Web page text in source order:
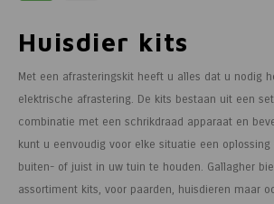
Huisdier kits
Met een afrasteringskit heeft u alles dat u nodig
elektrische afrastering. De kits bestaan uit een
combinatie met een schrikdraad apparaat en
kunt u eenvoudig voor elke situatie een
buiten- of juist in uw tuin te houden. Gallagher
assortiment kits, voor paarden, huisdieren maar